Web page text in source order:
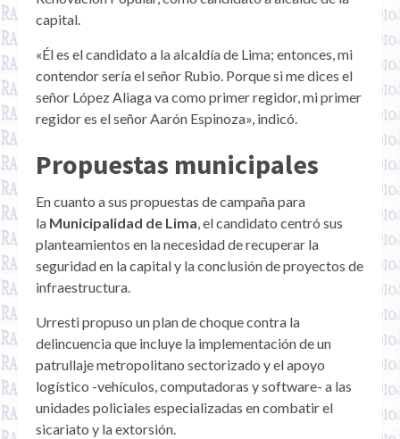
capital.
«Él es el candidato a la alcaldía de Lima; entonces, mi
contendor sería el señor Rubio. Porque si me dices el
señor López Aliaga va como primer regidor, mi primer
regidor es el señor Aarón Espinoza», indicó.
Propuestas municipales
En cuanto a sus propuestas de campaña para
la Municipalidad de Lima, el candidato centró sus
planteamientos en la necesidad de recuperar la
seguridad en la capital y la conclusión de proyectos de
infraestructura.
Urresti propuso un plan de choque contra la
delincuencia que incluye la implementación de un
patrullaje metropolitano sectorizado y el apoyo
logístico -vehículos, computadoras y software- a las
unidades policiales especializadas en combatir el
sicariato y la extorsión.